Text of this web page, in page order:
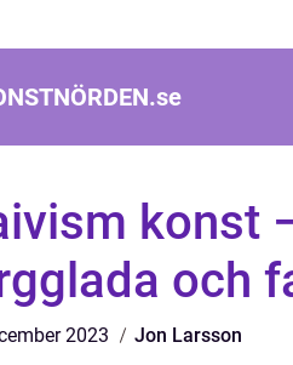
se
konst
och
2023 Jon Larsson